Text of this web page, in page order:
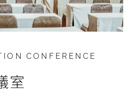
CONFERENCE
室